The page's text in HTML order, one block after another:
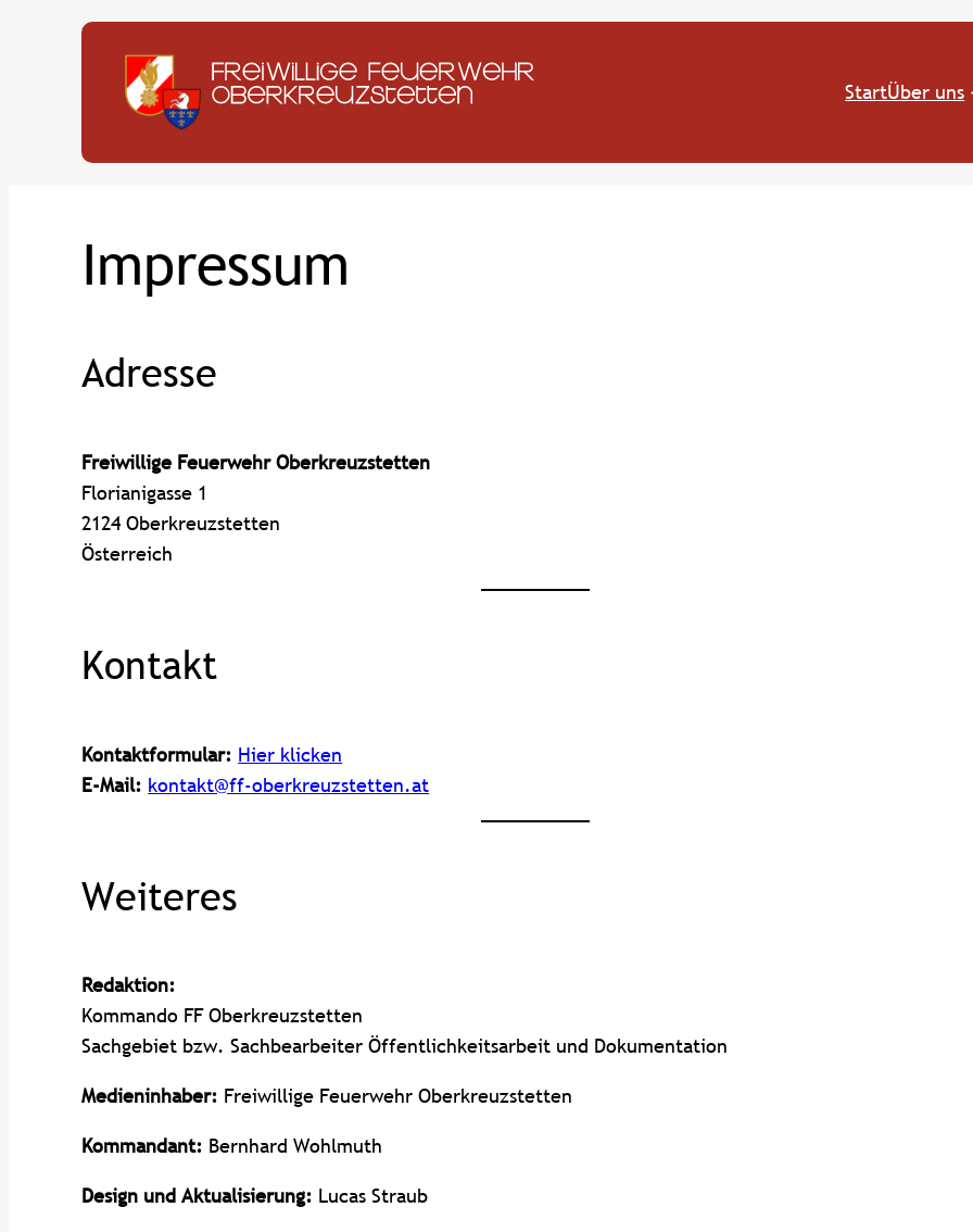
StartÜber uns
Impressum
Adresse
Freiwillige Feuerwehr Oberkreuzstetten
Florianigasse 1
2124 Oberkreuzstetten
Österreich
Kontakt
Kontaktformular: Hier klicken
E-Mail: kontakt@ff-oberkreuzstetten.at
Weiteres
Redaktion:
Kommando FF Oberkreuzstetten
Sachgebiet bzw. Sachbearbeiter Öffentlichkeitsarbeit und Dokumentation
Medieninhaber: Freiwillige Feuerwehr Oberkreuzstetten
Kommandant: Bernhard Wohlmuth
Design und Aktualisierung: Lucas Straub